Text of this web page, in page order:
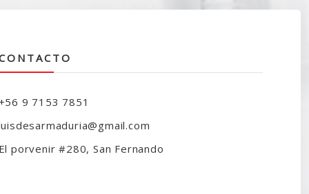
9 7153 7851
El porvenir #280, San Fernando